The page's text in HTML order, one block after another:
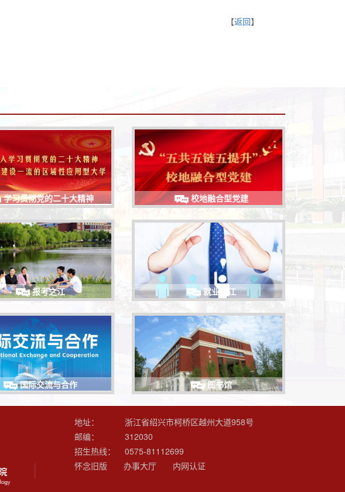
【返回】
学习贯彻党的二十大精神 校地融合型党建
报考之江 就业之江
国际交流与合作 图书馆
地址：
浙江省绍兴市柯桥区越州大道958号
邮编：
312030
招生热线：
0575-81112699
怀念旧版
办事大厅 内网认证